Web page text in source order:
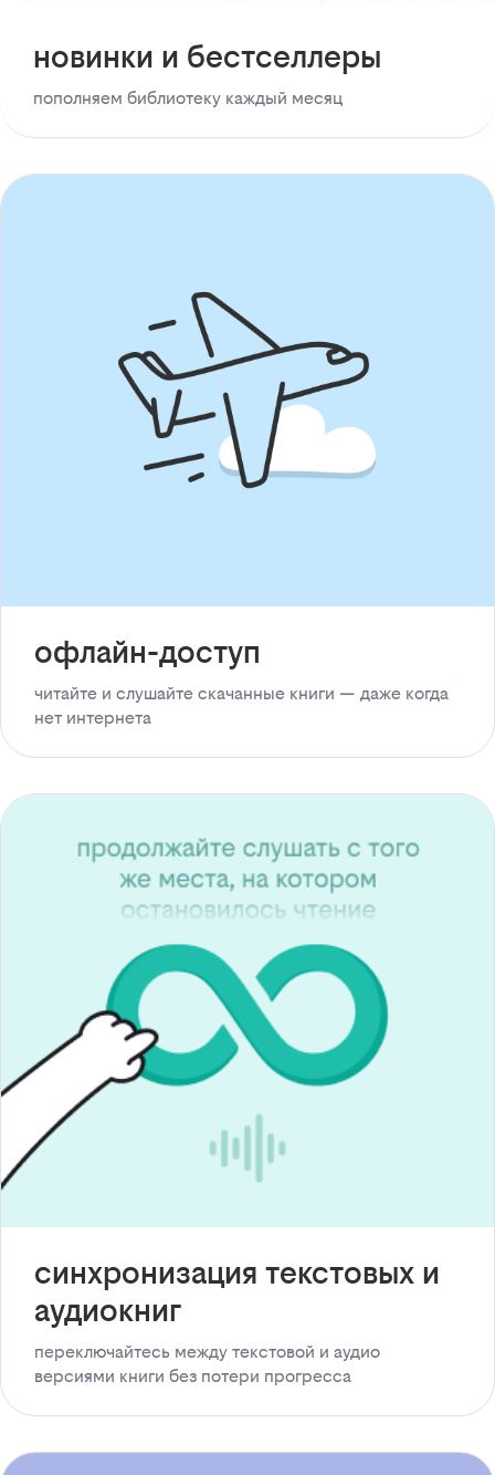
новинки и бестселлеры
пополняем библиотеку каждый месяц
офлайн-доступ
читайте и слушайте скачанные книги — даже когда
нет интернета
синхронизация текстовых и
аудиокниг
переключайтесь между текстовой и аудио
версиями книги без потери прогресса